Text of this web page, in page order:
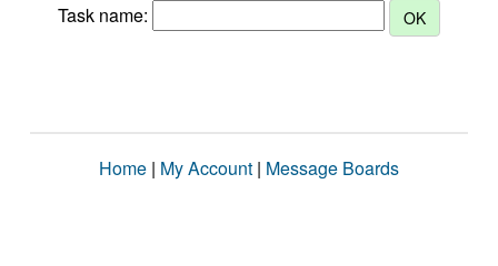
Task name:
Home | My Account | Message Boards